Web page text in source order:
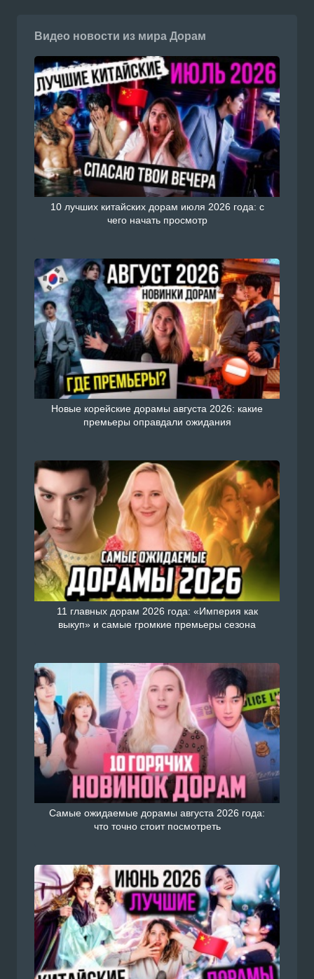
Видео новости из мира Дорам
10 лучших китайских дорам июля 2026 года: с
чего начать просмотр
Новые корейские дорамы августа 2026: какие
премьеры оправдали ожидания
11 главных дорам 2026 года: «Империя как
выкуп» и самые громкие премьеры сезона
Самые ожидаемые дорамы августа 2026 года:
что точно стоит посмотреть